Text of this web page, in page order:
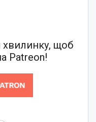
щоб
Patreon!